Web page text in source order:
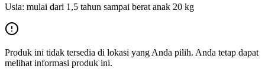
Usia: mulai dari 1,5 tahun sampai berat anak 20 kg
Produk ini tidak tersedia di lokasi yang Anda pilih. Anda tetap dapat
melihat informasi produk ini.